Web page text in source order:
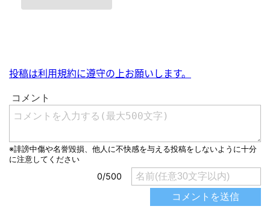
投稿は利用規約に遵守の上お願いします。